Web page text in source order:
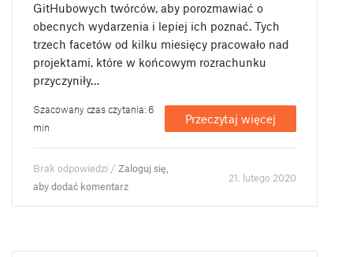
GitHubowych twórców, aby porozmawiać o
obecnych wydarzenia i lepiej ich poznać. Tych
trzech facetów od kilku miesięcy pracowało nad
projektami, które w końcowym rozrachunku
przyczyniły…
Szacowany czas czytania: 6
min
Przeczytaj więcej
Brak odpowiedzi /Zaloguj się,
aby dodać komentarz
21. lutego 2020